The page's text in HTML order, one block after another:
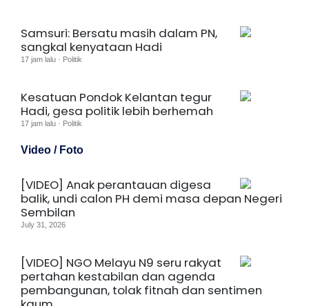
Samsuri: Bersatu masih dalam PN,
sangkal kenyataan Hadi
17 jam lalu · Politik
Kesatuan Pondok Kelantan tegur
Hadi, gesa politik lebih berhemah
17 jam lalu · Politik
Video / Foto
[VIDEO] Anak perantauan digesa
balik, undi calon PH demi masa depan Negeri
Sembilan
July 31, 2026
[VIDEO] NGO Melayu N9 seru rakyat
pertahan kestabilan dan agenda
pembangunan, tolak fitnah dan sentimen